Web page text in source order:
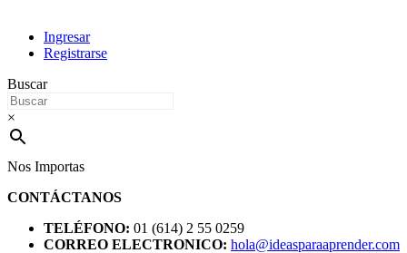
Ingresar
Registrarse
Buscar
×
Nos Importas
CONTÁCTANOS
TELÉFONO: 01 (614) 2 55 0259
CORREO ELECTRONICO: hola@ideasparaaprender.com